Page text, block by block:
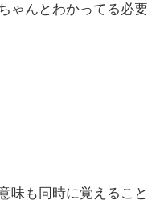
ゃんとわかってる必要
味も同時に覚えること